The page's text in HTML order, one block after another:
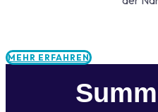
MEHR ERFAHREN